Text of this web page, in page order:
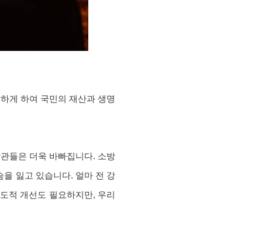
게 하여 국민의 재산과 생명
들은 더욱 바빠집니다. 소방
을 잃고 있습니다. 얼마 전 강
적 개선도 필요하지만, 우리